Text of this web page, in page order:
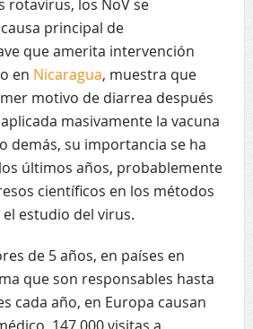
rotavirus, los NoV se
principal de
que amerita intervención
en Nicaragua, muestra que
motivo de diarrea después
masivamente la vacuna
demás, su importancia se ha
últimos años, probablemente
científicos en los métodos
estudio del virus.
de 5 años, en países en
que son responsables hasta
cada año, en Europa causan
147.000 visitas a